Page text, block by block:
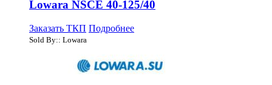
Lowara NSCE 40-125/40
Заказать ТКП Подробнее
Sold By:: Lowara